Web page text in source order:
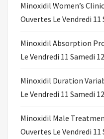
Minoxidil Women’s
Ouvertes Le Vendredi
Minoxidil Absorption
Le Vendredi 11 Samedi
Minoxidil Duration
Le Vendredi 11 Samedi
Minoxidil Male
Ouvertes Le Vendredi